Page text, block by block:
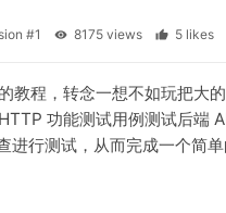
#1 8175 views 5 likes
程，转念一想不如玩把大
功能测试用例测试后端
行测试，从而完成一个简单